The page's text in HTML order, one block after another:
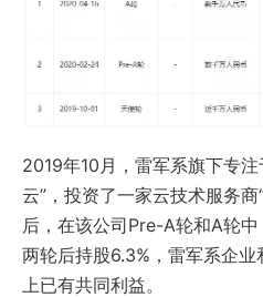
2019年10月，雷军系旗下专
云”，投资了一家云技术服务
后，在该公司Pre-A轮和A轮
两轮后持股6.3%，雷军系企
上已有共同利益。